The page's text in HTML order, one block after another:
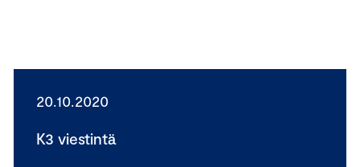
20.10.2020
K3 viestintä